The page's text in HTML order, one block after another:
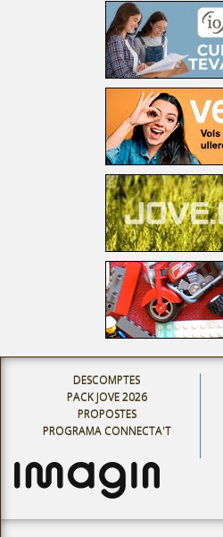
DESCOMPTES
PACK JOVE 2026
PROPOSTES
PROGRAMA CONNECTA'T